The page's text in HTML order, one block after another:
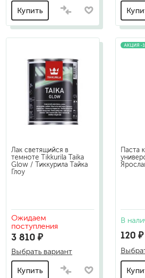
Купить
Лак светящийся в
темноте Tikkurila Taika
Glow / Тиккурила Тайка
Глоу
Ожидаем
поступления
3 810 ₽
Выбрать вариант
Купить
АКЦИЯ -
Паста
В
120 ₽